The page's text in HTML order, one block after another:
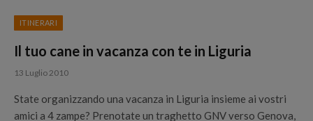
ITINERARI
Il tuo cane in vacanza con te in Liguria
13 Luglio 2010
State organizzando una vacanza in Liguria insieme ai vostri
amici a 4 zampe? Prenotate un traghetto GNV verso Genova,